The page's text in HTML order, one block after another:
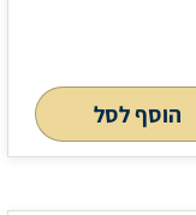
הוסף לסל